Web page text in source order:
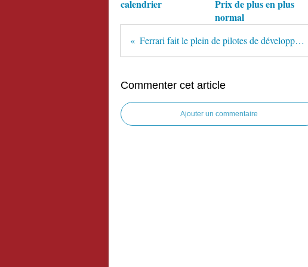
calendrier
Prix de plus en plus
normal
Ferrari fait le plein de pilotes de développement
Commenter cet article
Ajouter un commentaire